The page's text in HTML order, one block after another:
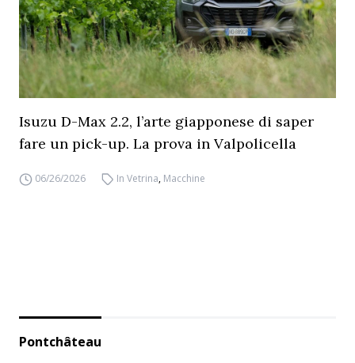
Isuzu D-Max 2.2, l’arte giapponese di saper
fare un pick-up. La prova in Valpolicella
06/26/2026 In Vetrina, Macchine
Pontchâteau